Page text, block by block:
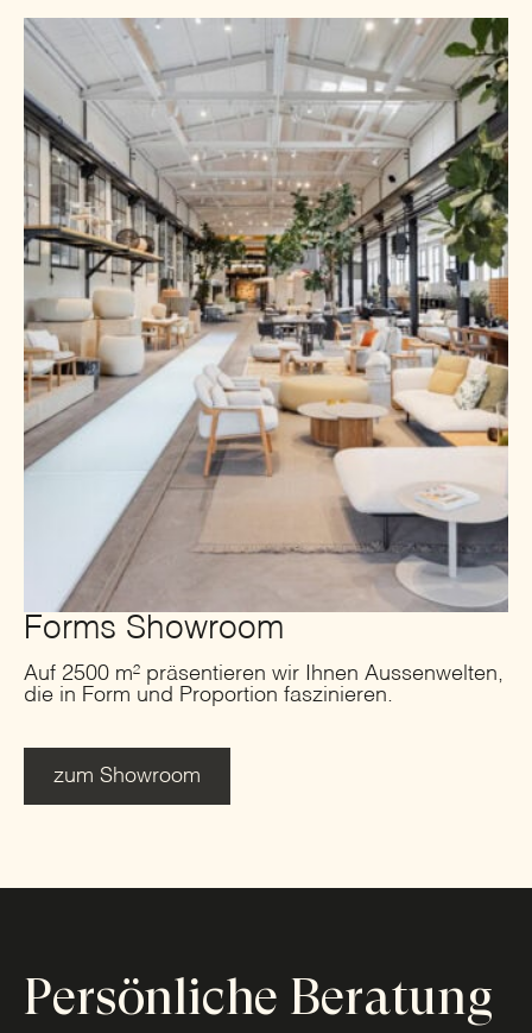
Forms Showroom
Auf 2500 m² präsentieren wir Ihnen Aussenwelten,
die in Form und Proportion faszinieren.
zum Showroom
Persönliche Beratung